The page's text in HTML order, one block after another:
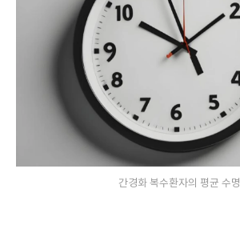
간경화 복수환자의 평균 수명